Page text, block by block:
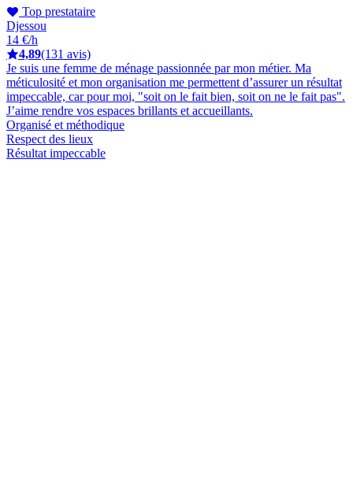
Top prestataire
Djessou
14 €/h
4,89(131 avis)
Je suis une femme de ménage passionnée par mon métier. Ma
méticulosité et mon organisation me permettent d’assurer un résultat
impeccable, car pour moi, "soit on le fait bien, soit on ne le fait pas".
J’aime rendre vos espaces brillants et accueillants.
Organisé et méthodique
Respect des lieux
Résultat impeccable